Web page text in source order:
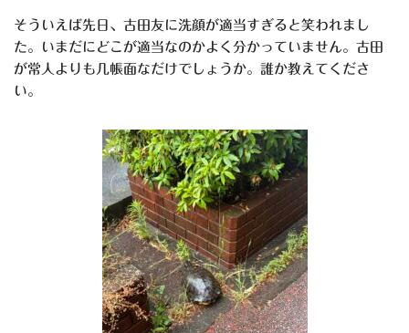
そういえば先日、古田友に洗顔が適当すぎると笑われまし
た。いまだにどこが適当なのかよく分かっていません。古田
が常人よりも几帳面なだけでしょうか。誰か教えてくださ
い。